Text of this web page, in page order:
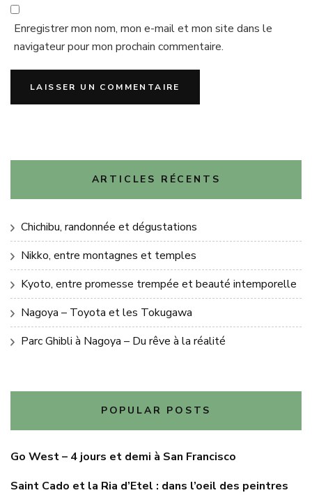
Enregistrer mon nom, mon e-mail et mon site dans le
navigateur pour mon prochain commentaire.
ARTICLES RÉCENTS
Chichibu, randonnée et dégustations
Nikko, entre montagnes et temples
Kyoto, entre promesse trempée et beauté intemporelle
Nagoya – Toyota et les Tokugawa
Parc Ghibli à Nagoya – Du rêve à la réalité
POPULAR POSTS
Go West – 4 jours et demi à San Francisco
Saint Cado et la Ria d’Etel : dans l’oeil des peintres